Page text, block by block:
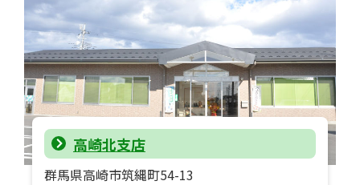
高崎北支店
群馬県高崎市筑縄町54-13